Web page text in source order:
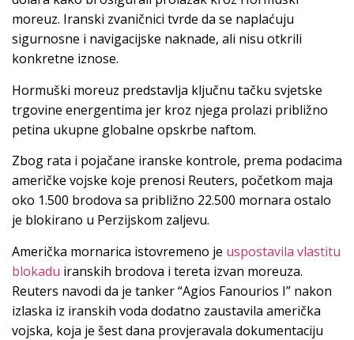
moreuz. Iranski zvaničnici tvrde da se naplaćuju
sigurnosne i navigacijske naknade, ali nisu otkrili
konkretne iznose.
Hormuški moreuz predstavlja ključnu tačku svjetske
trgovine energentima jer kroz njega prolazi približno
petina ukupne globalne opskrbe naftom.
Zbog rata i pojačane iranske kontrole, prema podacima
američke vojske koje prenosi Reuters, početkom maja
oko 1.500 brodova sa približno 22.500 mornara ostalo
je blokirano u Perzijskom zaljevu.
Američka mornarica istovremeno je uspostavila vlastitu
blokadu iranskih brodova i tereta izvan moreuza.
Reuters navodi da je tanker “Agios Fanourios I” nakon
izlaska iz iranskih voda dodatno zaustavila američka
vojska, koja je šest dana provjeravala dokumentaciju